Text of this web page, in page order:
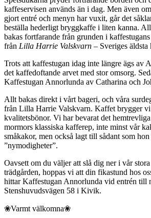
kaffeservisen används än i dag. Men även
gjort entré och menyn har vuxit, går det
beställa hederligt bryggkaffe i liten kanna.
bakas fortfarande från grunden i
från Lilla Harrie Valskvarn – Sveriges äldsta
Trots att kaffestugan idag inte längre ägs av
det kaffedoftande arvet med stor omsorg.
Kaffestugan Annorlunda av Catharina och
Allt bakas direkt i vårt bageri, och våra
från Lilla Harrie Valskvarn. Kaffet brygger vi
kvalitetsbönor. Vi har bevarat det
mormors klassiska kafferep, inte minst vår
småkakor, men också lagt till sådant som
”nymodigheter”.
Oavsett om du väljer att slå dig ner i vår
trädgården, hoppas vi att din fikastund hos
hittar Kaffestugan Annorlunda vid entrén till
Stenshuvudsvägen 58 i Kivik.
❀Varmt välkomna❀